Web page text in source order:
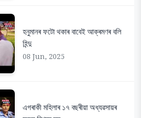
হনুমানৰ ফটো থকাৰ বাবেই আক্ৰমণৰ বলি
হিন্দু
08 Jun, 2025
এগৰাকী মহিলাৰ ১৭ বছৰীয়া অধ্যৱসায়ৰ